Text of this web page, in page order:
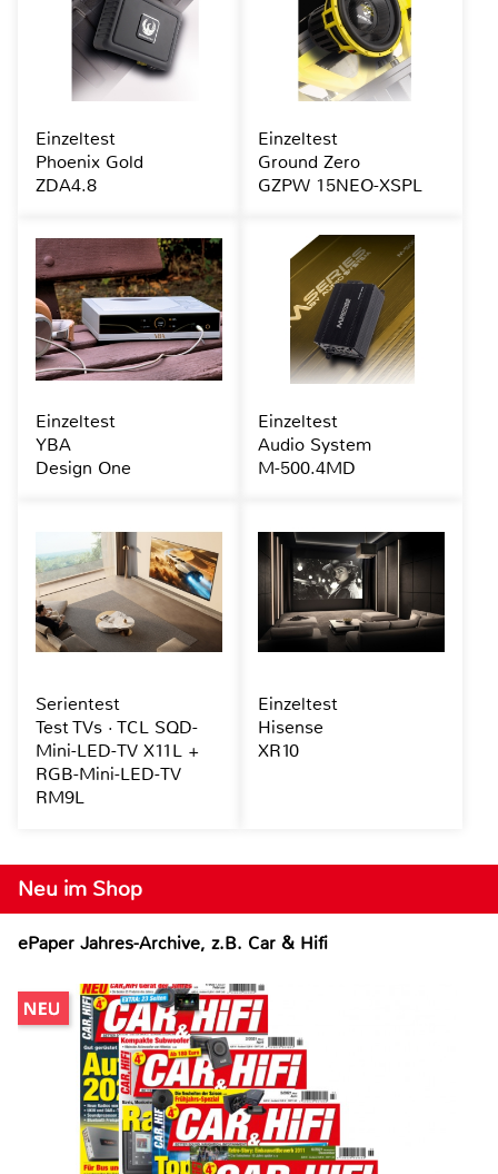
Neu im Shop
ePaper Jahres-Archive, z.B. Car & Hifi
Einzeltest
Phoenix Gold
ZDA4.8
Einzeltest
Ground Zero
GZPW 15NEO-XSPL
Einzeltest
YBA
Design One
Einzeltest
Audio System
M-500.4MD
Serientest
Test TVs · TCL SQD-
Mini-LED-TV X11L +
RGB-Mini-LED-TV
RM9L
Einzeltest
Hisense
XR10